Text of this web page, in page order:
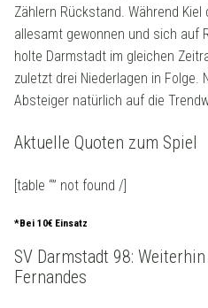
Zählern Rückstand. Während
allesamt gewonnen und sich auf
holte Darmstadt im gleichen
zuletzt drei Niederlagen in Folge.
Absteiger natürlich auf die
Aktuelle Quoten zum Spiel
[table “” not found /]
*Bei 10€ Einsatz
SV Darmstadt 98:
Fernandes